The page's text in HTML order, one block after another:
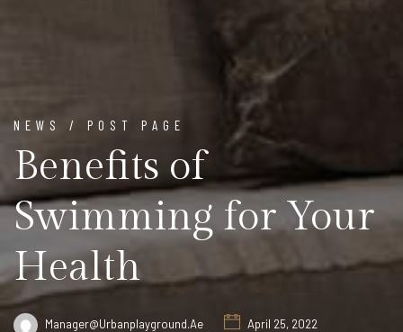
NEWS / POST PAGE
Benefits of
Swimming for Your
Health
Manager@urbanplayground.ae April 25, 2022